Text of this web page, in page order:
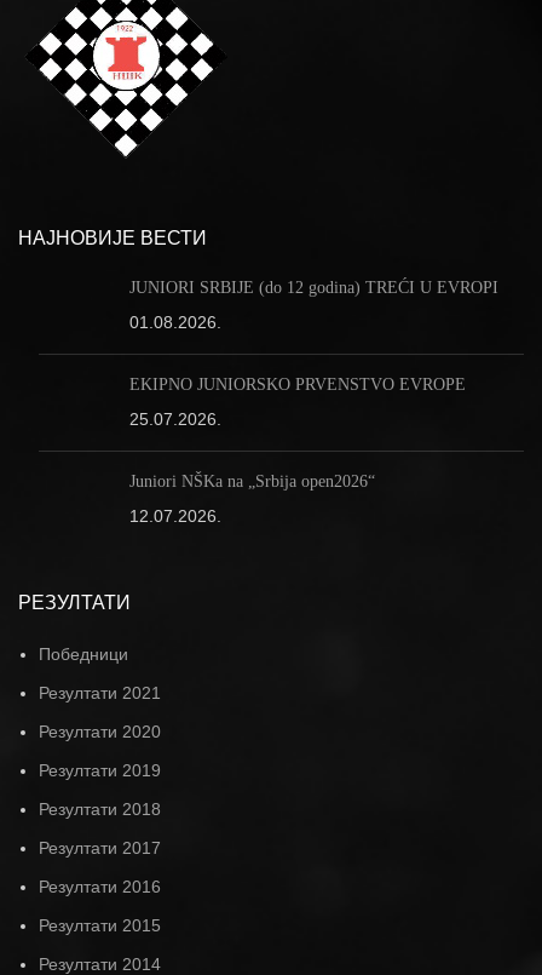
НАЈНОВИЈЕ ВЕСТИ
JUNIORI SRBIJE (do 12 godina) TREĆI U EVROPI
01.08.2026.
EKIPNO JUNIORSKO PRVENSTVO EVROPE
25.07.2026.
Juniori NŠKa na „Srbija open2026“
12.07.2026.
РЕЗУЛТАТИ
Победници
Резултати 2021
Резултати 2020
Резултати 2019
Резултати 2018
Резултати 2017
Резултати 2016
Резултати 2015
Резултати 2014